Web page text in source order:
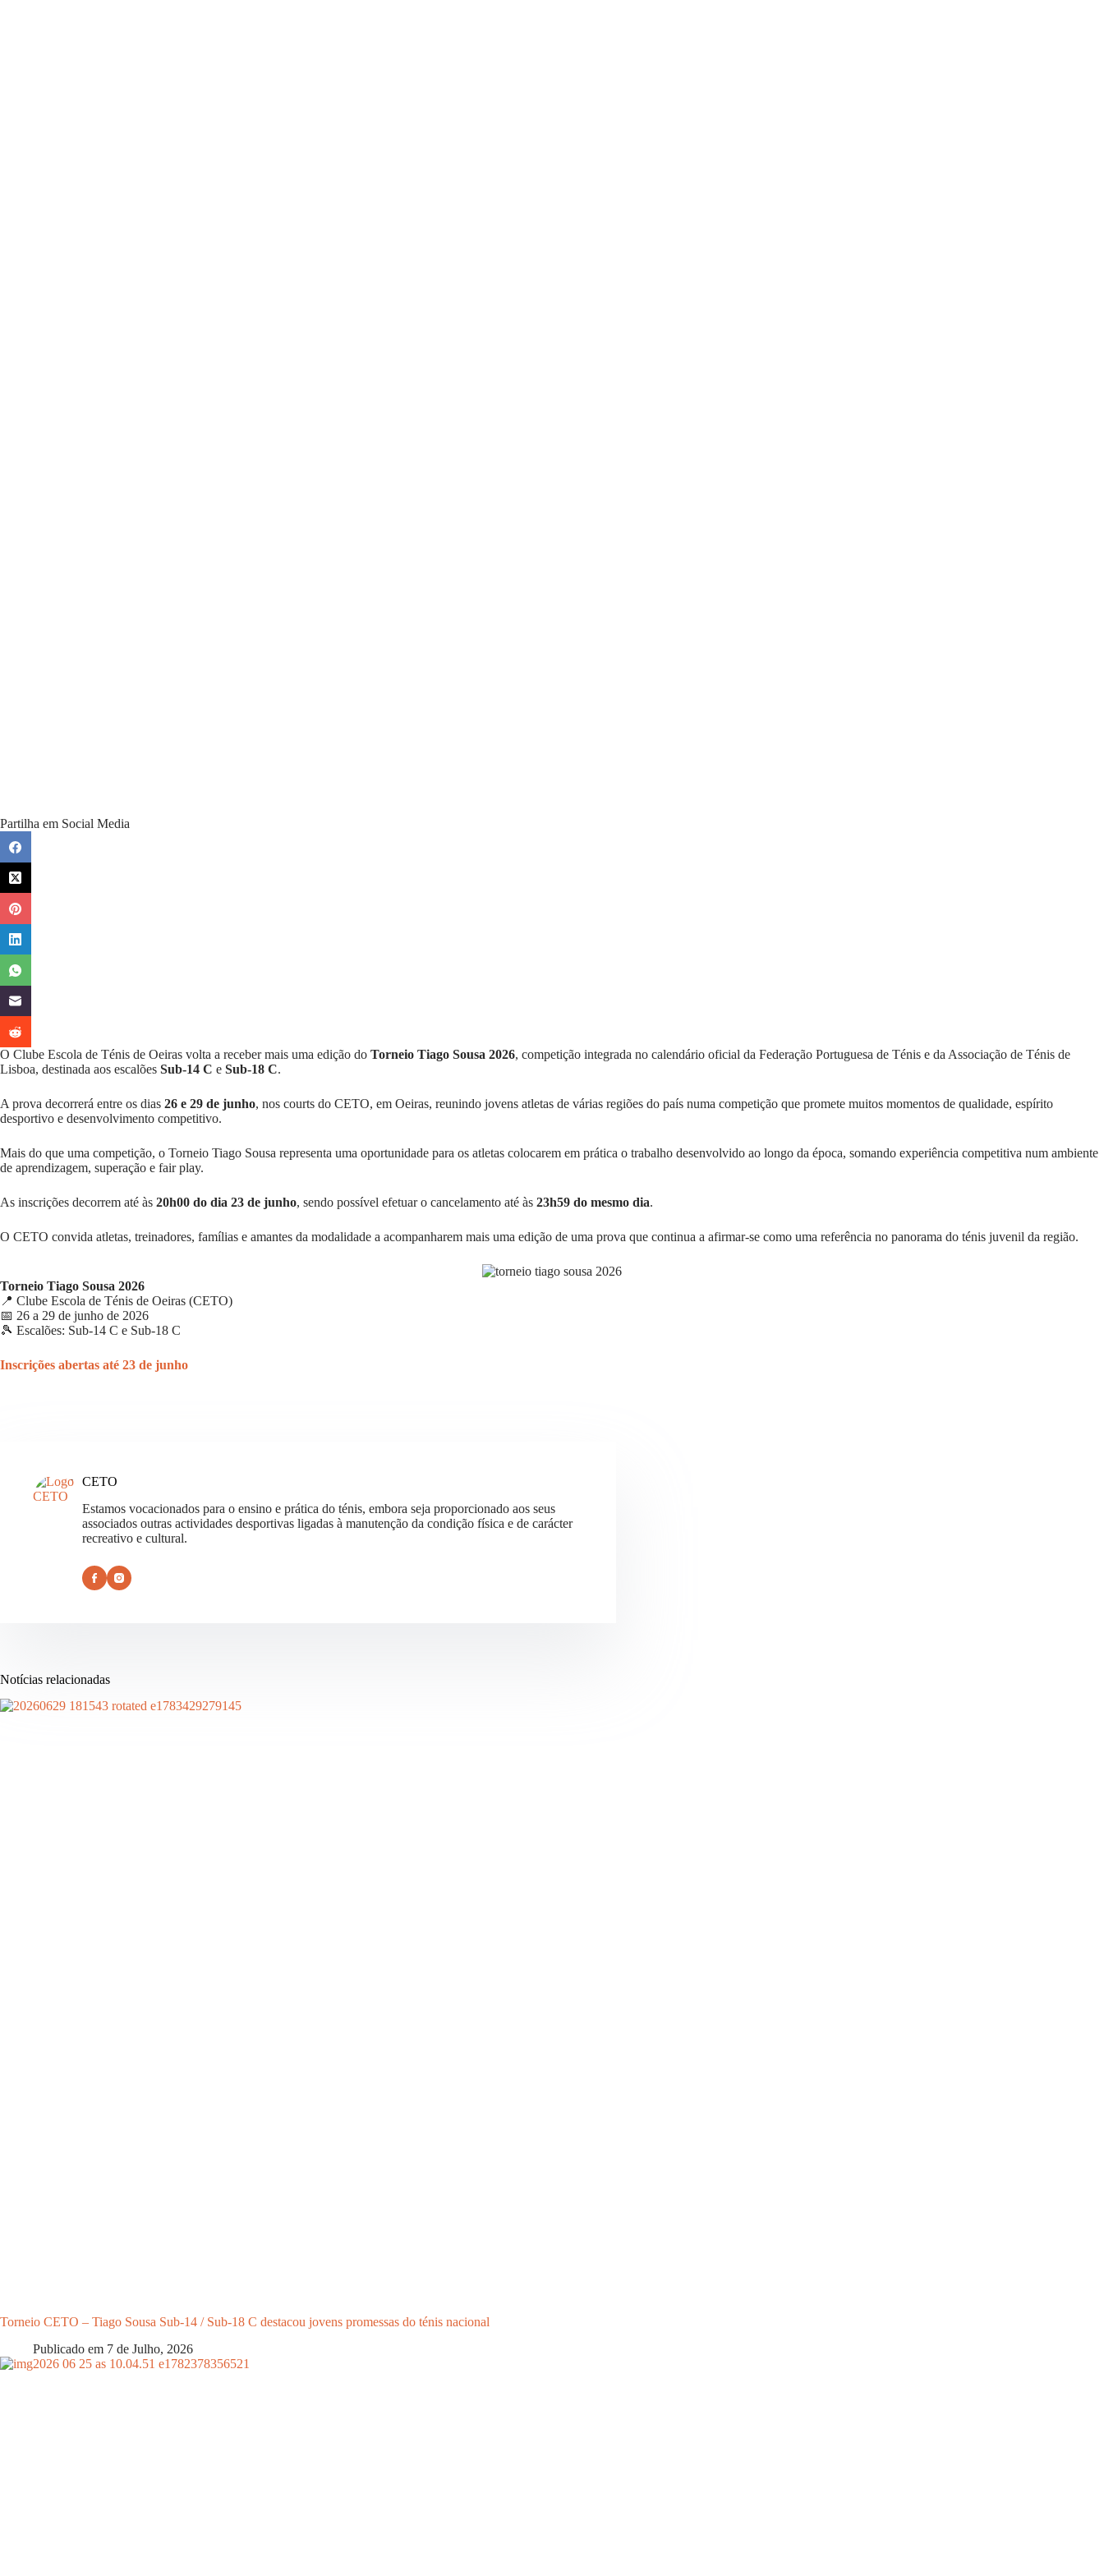
Partilha em Social Media
O Clube Escola de Ténis de Oeiras volta a receber mais uma edição do Torneio Tiago Sousa 2026, competição integrada no calendário oficial da Federação Portuguesa de Ténis e da Associação de Ténis de
Lisboa, destinada aos escalões Sub-14 C e Sub-18 C.
A prova decorrerá entre os dias 26 e 29 de junho, nos courts do CETO, em Oeiras, reunindo jovens atletas de várias regiões do país numa competição que promete muitos momentos de qualidade, espírito
desportivo e desenvolvimento competitivo.
Mais do que uma competição, o Torneio Tiago Sousa representa uma oportunidade para os atletas colocarem em prática o trabalho desenvolvido ao longo da época, somando experiência competitiva num ambiente
de aprendizagem, superação e fair play.
As inscrições decorrem até às 20h00 do dia 23 de junho, sendo possível efetuar o cancelamento até às 23h59 do mesmo dia.
O CETO convida atletas, treinadores, famílias e amantes da modalidade a acompanharem mais uma edição de uma prova que continua a afirmar-se como uma referência no panorama do ténis juvenil da região.
Torneio Tiago Sousa 2026
📍 Clube Escola de Ténis de Oeiras (CETO)
📅 26 a 29 de junho de 2026
🎾 Escalões: Sub-14 C e Sub-18 C
Inscrições abertas até 23 de junho
CETO
Estamos vocacionados para o ensino e prática do ténis, embora seja proporcionado aos seus
associados outras actividades desportivas ligadas à manutenção da condição física e de carácter
recreativo e cultural.
Notícias relacionadas
Torneio CETO – Tiago Sousa Sub-14 / Sub-18 C destacou jovens promessas do ténis nacional
Publicado em 7 de Julho, 2026